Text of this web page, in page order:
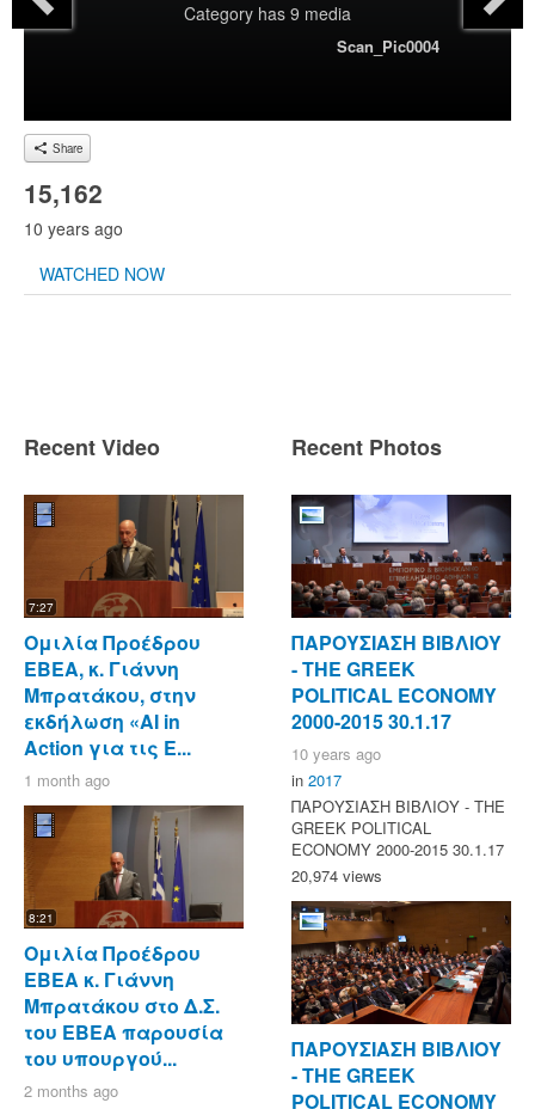
Category has 9 media
Scan_Pic0004
Share
15,162
10 years ago
WATCHED NOW
Recent Video
7:27
Ομιλία Προέδρου
ΕΒΕΑ, κ. Γιάννη
Μπρατάκου, στην
εκδήλωση «AI in
Action για τις Ε...
1 month ago
8:21
Ομιλία Προέδρου
ΕΒΕΑ κ. Γιάννη
Μπρατάκου στο Δ.Σ.
του ΕΒΕΑ παρουσία
του υπουργού...
2 months ago
Recent Photos
ΠΑΡΟΥΣΙΑΣΗ ΒΙΒΛΙΟΥ
- ΤΗΕ GREEK
POLITICAL ECONOMY
2000-2015 30.1.17
10 years ago
in 2017
ΠΑΡΟΥΣΙΑΣΗ ΒΙΒΛΙΟΥ - ΤΗΕ
GREEK POLITICAL
ECONOMY 2000-2015 30.1.17
20,974 views
ΠΑΡΟΥΣΙΑΣΗ ΒΙΒΛΙΟΥ
- ΤΗΕ GREEK
POLITICAL ECONOMY